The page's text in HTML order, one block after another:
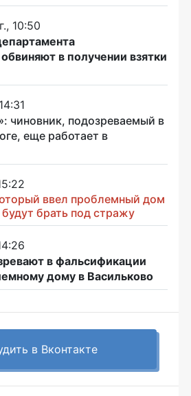
10:50
в получении взятки
чиновник, подозреваемый в
еще работает в
ввел проблемный дом
брать под стражу
в фальсификации
дому в Васильково
в Вконтакте